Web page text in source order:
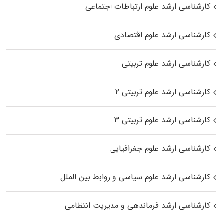
کارشناسی ارشد علوم ارتباطات اجتماعی
کارشناسی ارشد علوم اقتصادی
کارشناسی ارشد علوم تربیتی
کارشناسی ارشد علوم تربیتی ۲
کارشناسی ارشد علوم تربیتی ۳
کارشناسی ارشد علوم جغرافیایی
کارشناسی ارشد علوم سیاسی و روابط بین الملل
کارشناسی ارشد فرماندهی و مدیریت انتظامی